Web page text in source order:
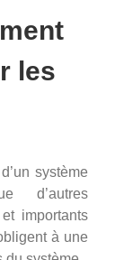
les
système
d’autres
importants
à une